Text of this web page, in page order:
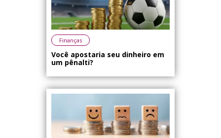
Finanças
Você apostaria seu dinheiro em
um pênalti?